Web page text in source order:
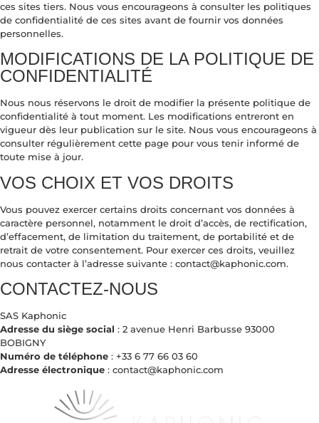
ces sites tiers. Nous vous encourageons à consulter les politiques
de confidentialité de ces sites avant de fournir vos données
personnelles.
MODIFICATIONS DE LA POLITIQUE DE
CONFIDENTIALITÉ
Nous nous réservons le droit de modifier la présente politique de
confidentialité à tout moment. Les modifications entreront en
vigueur dès leur publication sur le site. Nous vous encourageons à
consulter régulièrement cette page pour vous tenir informé de
toute mise à jour.
VOS CHOIX ET VOS DROITS
Vous pouvez exercer certains droits concernant vos données à
caractère personnel, notamment le droit d’accès, de rectification,
d’effacement, de limitation du traitement, de portabilité et de
retrait de votre consentement. Pour exercer ces droits, veuillez
nous contacter à l’adresse suivante : contact@kaphonic.com.
CONTACTEZ-NOUS
SAS Kaphonic
Adresse du siège social : 2 avenue Henri Barbusse 93000
BOBIGNY
Numéro de téléphone : +33 6 77 66 03 60
Adresse électronique : contact@kaphonic.com